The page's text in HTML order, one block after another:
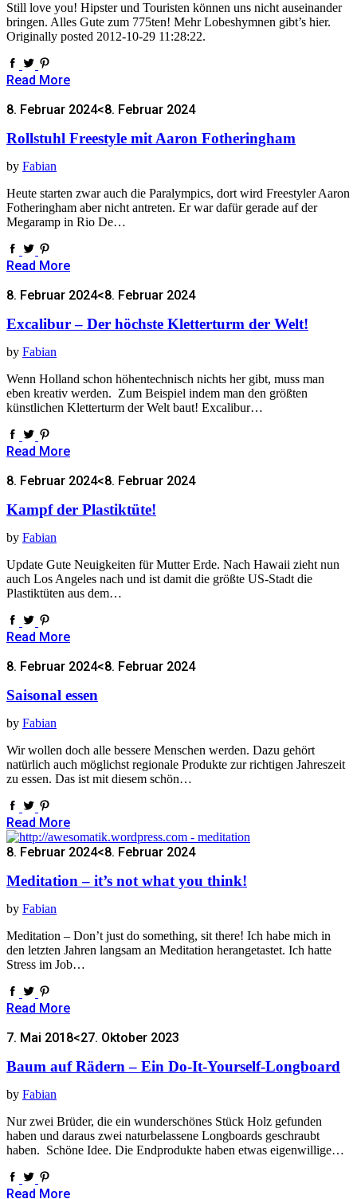
Still love you! Hipster und Touristen können uns nicht auseinander
bringen. Alles Gute zum 775ten! Mehr Lobeshymnen gibt’s hier.
Originally posted 2012-10-29 11:28:22.
Read More
8. Februar 2024<8. Februar 2024
Rollstuhl Freestyle mit Aaron Fotheringham
by Fabian
Heute starten zwar auch die Paralympics, dort wird Freestyler Aaron
Fotheringham aber nicht antreten. Er war dafür gerade auf der
Megaramp in Rio De…
Read More
8. Februar 2024<8. Februar 2024
Excalibur – Der höchste Kletterturm der Welt!
by Fabian
Wenn Holland schon höhentechnisch nichts her gibt, muss man
eben kreativ werden. Zum Beispiel indem man den größten
künstlichen Kletterturm der Welt baut! Excalibur…
Read More
8. Februar 2024<8. Februar 2024
Kampf der Plastiktüte!
by Fabian
Update Gute Neuigkeiten für Mutter Erde. Nach Hawaii zieht nun
auch Los Angeles nach und ist damit die größte US-Stadt die
Plastiktüten aus dem…
Read More
8. Februar 2024<8. Februar 2024
Saisonal essen
by Fabian
Wir wollen doch alle bessere Menschen werden. Dazu gehört
natürlich auch möglichst regionale Produkte zur richtigen Jahreszeit
zu essen. Das ist mit diesem schön…
Read More
8. Februar 2024<8. Februar 2024
Meditation – it’s not what you think!
by Fabian
Meditation – Don’t just do something, sit there! Ich habe mich in
den letzten Jahren langsam an Meditation herangetastet. Ich hatte
Stress im Job…
Read More
7. Mai 2018<27. Oktober 2023
Baum auf Rädern – Ein Do-It-Yourself-Longboard
by Fabian
Nur zwei Brüder, die ein wunderschönes Stück Holz gefunden
haben und daraus zwei naturbelassene Longboards geschraubt
haben. Schöne Idee. Die Endprodukte haben etwas eigenwillige…
Read More